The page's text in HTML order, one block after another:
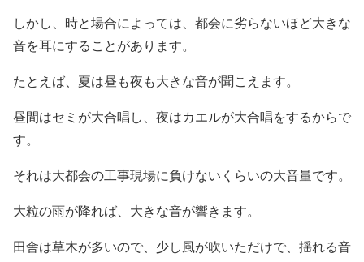
しかし、時と場合によっては、都会に劣らないほど大きな
音を耳にすることがあります。
たとえば、夏は昼も夜も大きな音が聞こえます。
昼間はセミが大合唱し、夜はカエルが大合唱をするからで
す。
それは大都会の工事現場に負けないくらいの大音量です。
大粒の雨が降れば、大きな音が響きます。
田舎は草木が多いので、少し風が吹いただけで、揺れる音